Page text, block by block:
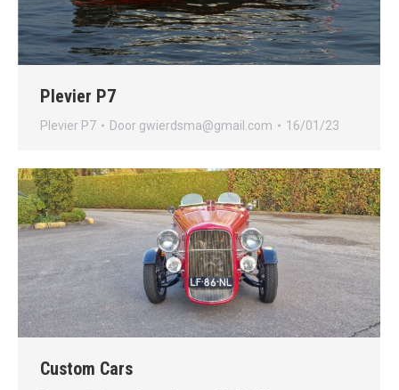
Plevier P7
Plevier P7 Door gwierdsma@gmail.com 16/01/23
Custom Cars